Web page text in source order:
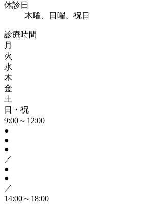
休診日
木曜、日曜、祝日
診療時間
月
火
水
木
金
土
日・祝
9:00～12:00
●
●
●
／
●
●
／
14:00～18:00